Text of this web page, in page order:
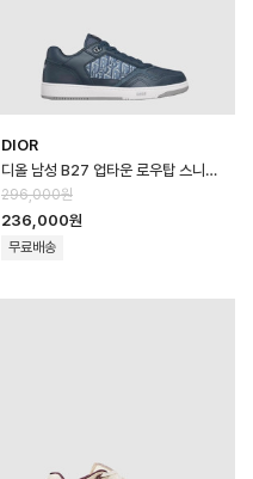
DIOR
디올 남성 B27 업타운 로우탑 스니커즈 - Dior Mens B27 Uptown Low …
296,000원
236,000원
무료배송